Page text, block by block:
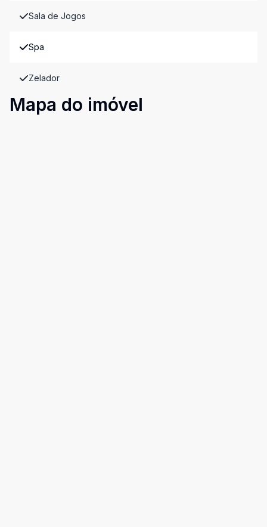
Sala de Jogos
Spa
Zelador
Mapa do imóvel